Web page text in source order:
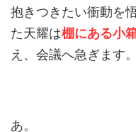
抱きつきたい衝動を
た天耀は棚にある小
え、会議へ急ぎます。
あ。